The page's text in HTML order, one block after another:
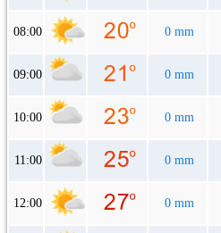
08:00 0 mm
09:00 0 mm
10:00 0 mm
11:00 0 mm
12:00 0 mm